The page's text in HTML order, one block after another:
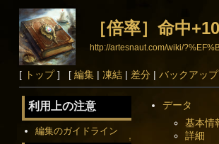
［倍率］命中
http://artesnaut.com/wiki/
[ トップ] [ 編集| 凍結| 差分| バックアップ
データ
基本情
詳細
利用上の注意
編集のガイドライン
↑